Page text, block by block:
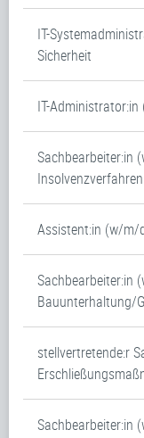
IT-
Sicherheit
IT-
Sachbearbeiter:in
Assistent:in (w/m/
Sachbearbeiter:in
Bauunterhaltung/
stellvertretende:r
Sachbearbeiter:in